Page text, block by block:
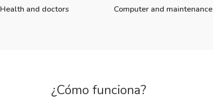
Health and doctors Computer and maintenance
¿Cómo funciona?